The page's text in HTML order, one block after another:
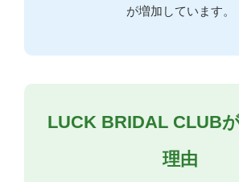
が増加しています。
LUCK BRIDAL CLUB
理由